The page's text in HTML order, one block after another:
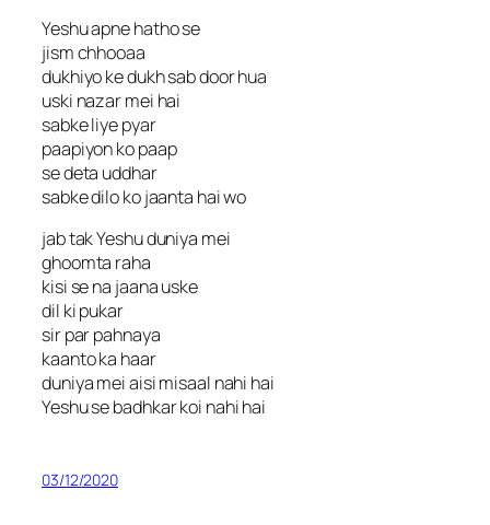
Yeshu apne hatho se
jism chhooaa
dukhiyo ke dukh sab door hua
uski nazar mei hai
sabke liye pyar
paapiyon ko paap
se deta uddhar
sabke dilo ko jaanta hai wo
jab tak Yeshu duniya mei
ghoomta raha
kisi se na jaana uske
dil ki pukar
sir par pahnaya
kaanto ka haar
duniya mei aisi misaal nahi hai
Yeshu se badhkar koi nahi hai
03/12/2020